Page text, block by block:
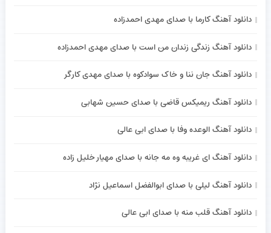
دانلود آهنگ کارما با صدای مهدی احمدزاده
دانلود آهنگ زندگی زندان من است با صدای مهدی احمدزاده
دانلود آهنگ جان ننا و خاک سوادکوه با صدای مهدی کارگر
دانلود آهنگ ریمیکس قاضی با صدای حسین شهابی
دانلود آهنگ الوعده وفا با صدای ابی عالی
دانلود آهنگ ای غریبه وه مه جانه با صدای مهیار خلیل زاده
دانلود آهنگ لیلی با صدای ابوالفضل اسماعیل نژاد
دانلود آهنگ قلب منه با صدای ابی عالی